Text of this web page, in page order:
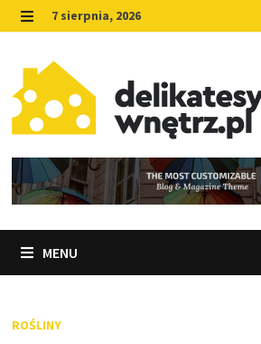
Skip
to
content
MENU
7 sierpnia, 2026
MENU
ROŚLINY